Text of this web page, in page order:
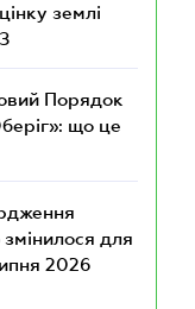
землі
Порядок
що це
змінилося для
2026